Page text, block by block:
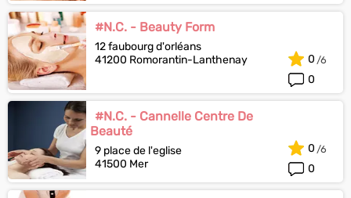
#N.C. - Beauty Form
12 faubourg d'orléans
41200 Romorantin-Lanthenay
0
0
#N.C. - Cannelle Centre De
Beauté
9 place de l'eglise
41500 Mer
0
0